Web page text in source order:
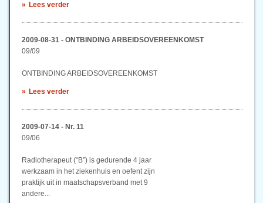
Lees verder
2009-08-31 - ONTBINDING ARBEIDSOVEREENKOMST
09/09
ONTBINDING ARBEIDSOVEREENKOMST
Lees verder
2009-07-14 - Nr. 11
09/06
Radiotherapeut (“B”) is gedurende 4 jaar
werkzaam in het ziekenhuis en oefent zijn
praktijk uit in maatschapsverband met 9
andere...